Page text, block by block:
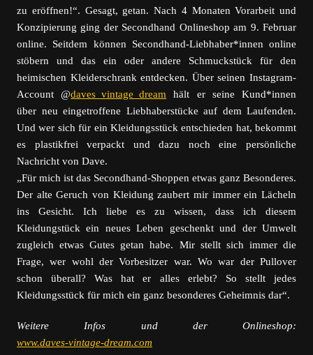
zu eröffnen!“. Gesagt, getan. Nach 4 Monaten Vorarbeit und
Konzipierung ging der Secondhand Onlineshop am 9. Februar
online. Seitdem können Secondhand-Liebhaber*innen online
stöbern und das ein oder andere Schmuckstück für den
heimischen Kleiderschrank entdecken. Über seinen Instagram-
Account @daves_vintage_dream hält er seine Kund*innen
über neu eingetroffene Liebhaberstücke auf dem Laufenden.
Und wer sich für ein Kleidungsstück entschieden hat, bekommt
es plastikfrei verpackt und dazu noch eine persönliche
Nachricht von Dave.
„Für mich ist das Secondhand-Shoppen etwas ganz Besonderes.
Der alte Geruch von Kleidung zaubert mir immer ein Lächeln
ins Gesicht. Ich liebe es zu wissen, dass ich diesem
Kleidungstück ein neues Leben geschenkt und der Umwelt
zugleich etwas Gutes getan habe. Mir stellt sich immer die
Frage, wer wohl der Vorbesitzer war. Wo war der Pullover
schon überall? Was hat er alles erlebt? So stellt jedes
Kleidungsstück für mich ein ganz besonderes Geheimnis dar“.
Weitere Infos und der Onlineshop:
www.daves-vintage-dream.com